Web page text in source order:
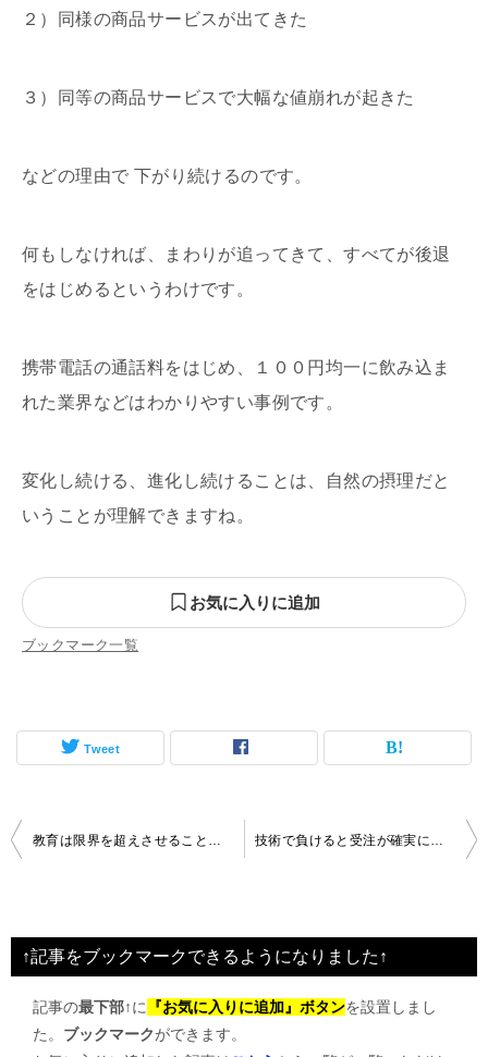
２）同様の商品サービスが出てきた
３）同等の商品サービスで大幅な値崩れが起きた
などの理由で 下がり続けるのです。
何もしなければ、まわりが追ってきて、すべてが後退
をはじめるというわけです。
携帯電話の通話料をはじめ、１００円均一に飲み込ま
れた業界などはわかりやすい事例です。
変化し続ける、進化し続けることは、自然の摂理だと
いうことが理解できますね。
お気に入りに追加
ブックマーク一覧
Tweet
投
ビ
ゲ
↑記事をブックマークできるようになりました↑
記事の最下部↑に 『お気に入りに追加』ボタンを設置しまし
た。 ブックマークができます。